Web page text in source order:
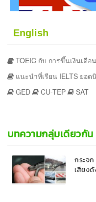
English
TOEIC กับ การขึ้นเงินเดือน
แนะนำที่เรียน IELTS ยอด
GED
CU-TEP SAT
บทความกลุ่มเดียวกัน
กระจ
เสียง